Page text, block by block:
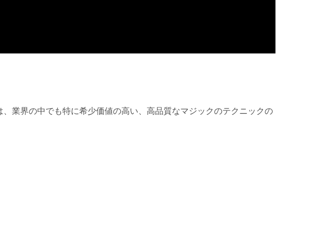
、業界の中でも特に希少価値の高い、高品質なマジックのテクニックの